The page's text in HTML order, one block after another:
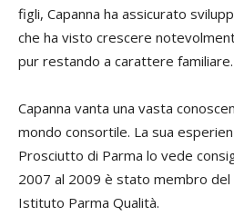
figli, Capanna ha assicurato
che ha visto crescere
pur restando a carattere familiare.
Capanna vanta una vasta
mondo consortile. La sua
Prosciutto di Parma lo vede
2007 al 2009 è stato membro
Istituto Parma Qualità.